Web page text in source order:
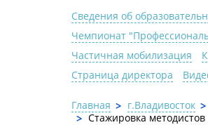
Сведения об
Чемпионат
Частичная мобилизация
Страница директора
Главная г.Владивосток
Стажировка